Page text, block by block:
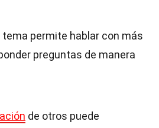
tema permite hablar con más
preguntas de manera
de otros puede